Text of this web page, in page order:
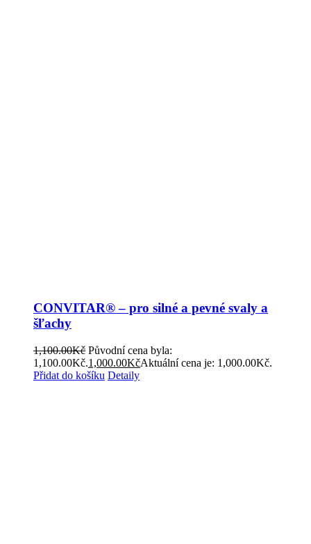
CONVITAR® – pro silné a pevné svaly a
šľachy
1,100.00Kč Původní cena byla:
1,100.00Kč.1,000.00KčAktuální cena je: 1,000.00Kč.
Přidat do košíku Detaily